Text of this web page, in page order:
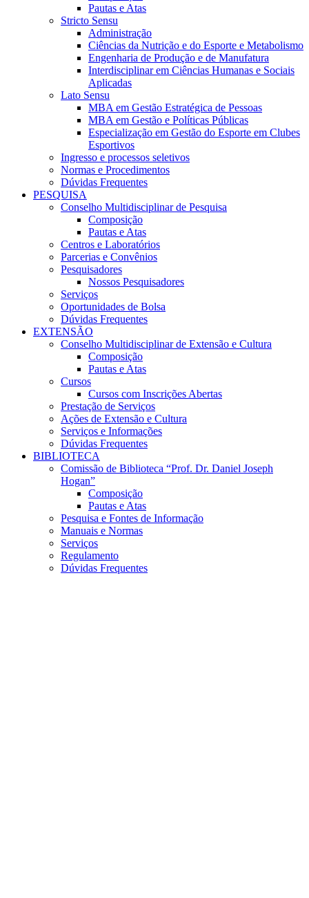
Pautas e Atas
Stricto Sensu
Administração
Ciências da Nutrição e do Esporte e Metabolismo
Engenharia de Produção e de Manufatura
Interdisciplinar em Ciências Humanas e Sociais
Aplicadas
Lato Sensu
MBA em Gestão Estratégica de Pessoas
MBA em Gestão e Políticas Públicas
Especialização em Gestão do Esporte em Clubes
Esportivos
Ingresso e processos seletivos
Normas e Procedimentos
Dúvidas Frequentes
PESQUISA
Conselho Multidisciplinar de Pesquisa
Composição
Pautas e Atas
Centros e Laboratórios
Parcerias e Convênios
Pesquisadores
Nossos Pesquisadores
Serviços
Oportunidades de Bolsa
Dúvidas Frequentes
EXTENSÃO
Conselho Multidisciplinar de Extensão e Cultura
Composição
Pautas e Atas
Cursos
Cursos com Inscrições Abertas
Prestação de Serviços
Ações de Extensão e Cultura
Serviços e Informações
Dúvidas Frequentes
BIBLIOTECA
Comissão de Biblioteca “Prof. Dr. Daniel Joseph
Hogan”
Composição
Pautas e Atas
Pesquisa e Fontes de Informação
Manuais e Normas
Serviços
Regulamento
Dúvidas Frequentes